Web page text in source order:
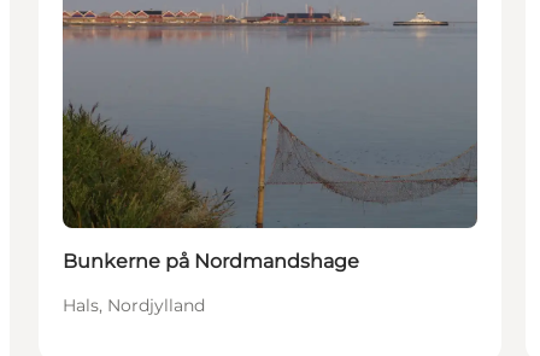
Bunkerne på Nordmandshage
Hals, Nordjylland